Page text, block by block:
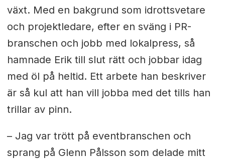
växt. Med en bakgrund som idrottsvetare
och projektledare, efter en sväng i PR-
branschen och jobb med lokalpress, så
hamnade Erik till slut rätt och jobbar idag
med öl på heltid. Ett arbete han beskriver
är så kul att han vill jobba med det tills han
trillar av pinn.
– Jag var trött på eventbranschen och
sprang på Glenn Pålsson som delade mitt